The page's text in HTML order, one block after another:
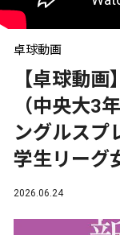
卓球動画
【卓球動
（中央大3
ングルスプ
学生リーグ
2026.06.24